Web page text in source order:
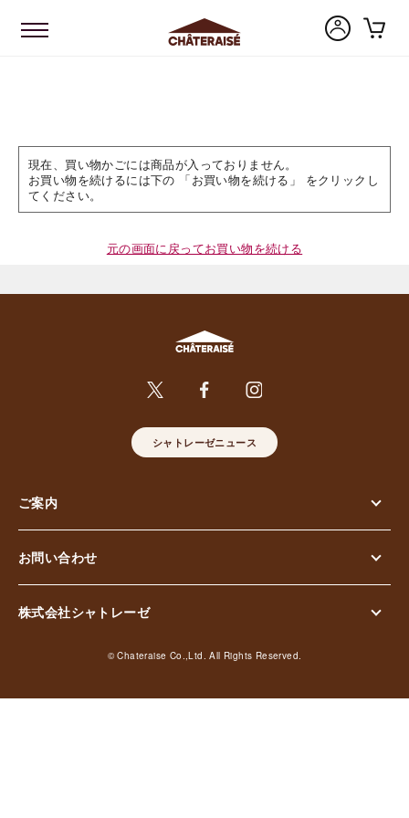
現在、買い物かごには商品が入っておりません。
お買い物を続けるには下の 「お買い物を続ける」 をクリックし
てください。
元の画面に戻ってお買い物を続ける
シャトレーゼニュース
ご案内
お問い合わせ
株式会社シャトレーゼ
© Chateraise Co.,Ltd. All Rights Reserved.